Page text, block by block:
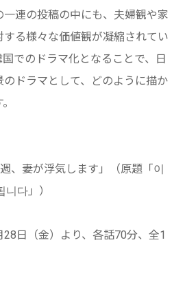
一連の投稿の中にも、夫婦観や家
る様々な価値観が凝縮されてい
でのドラマ化となることで、日
ドラマとして、どのように描か
、妻が浮気します」（原題「이
다」）
日（金）より、各話70分、全1